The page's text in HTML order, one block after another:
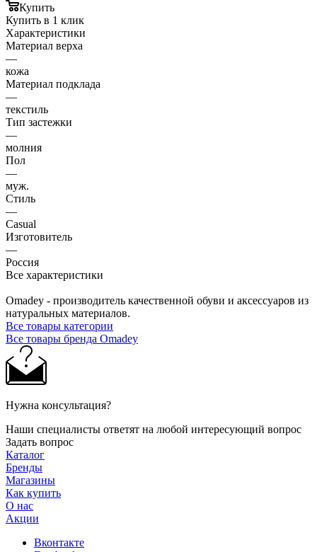
Купить
Купить в 1 клик
Характеристики
Материал верха
—
кожа
Материал подклада
—
текстиль
Тип застежки
—
молния
Пол
—
муж.
Стиль
—
Casual
Изготовитель
—
Россия
Все характеристики
Omadey - производитель качественной обуви и аксессуаров из
натуральных материалов.
Все товары категории
Все товары бренда Omadey
Нужна консультация?
Наши специалисты ответят на любой интересующий вопрос
Задать вопрос
Каталог
Бренды
Магазины
Как купить
О нас
Акции
Вконтакте